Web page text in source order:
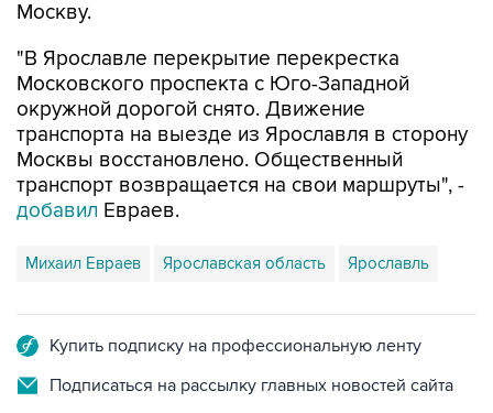
Москву.
"В Ярославле перекрытие перекрестка
Московского проспекта с Юго-Западной
окружной дорогой снято. Движение
транспорта на выезде из Ярославля в сторону
Москвы восстановлено. Общественный
транспорт возвращается на свои маршруты", -
добавил Евраев.
Михаил Евраев Ярославская область Ярославль
Купить подписку на профессиональную ленту
Подписаться на рассылку главных новостей сайта